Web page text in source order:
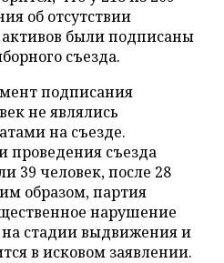
об отсутствии
были подписаны
съезда.
подписания
не являлись
на съезде.
проведения съезда
39 человек, после 28
образом, партия
нарушение
на стадии выдвижения и
в исковом заявлении.